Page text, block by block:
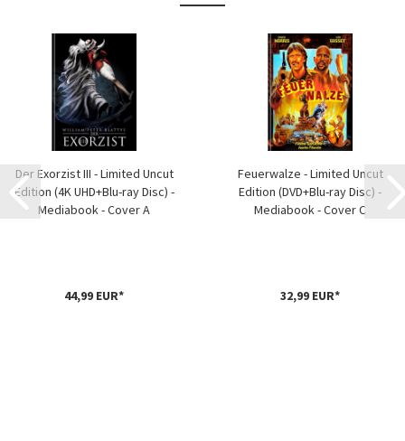
Der Exorzist III - Limited Uncut
Edition (4K UHD+Blu-ray Disc) -
Mediabook - Cover A
44,99 EUR*
Feuerwalze - Limited Uncut
Edition (DVD+Blu-ray Disc) -
Mediabook - Cover C
32,99 EUR*